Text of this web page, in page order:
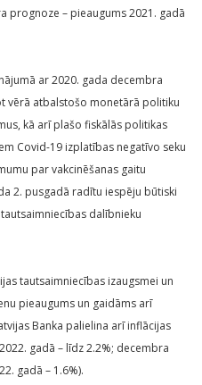
prognoze – pieaugums 2021. gadā
ar 2020. gada decembra
vērā atbalstošo monetārā politiku
kā arī plašo fiskālās politikas
Covid-19 izplatības negatīvo seku
par vakcinēšanas gaitu
2. pusgadā radītu iespēju būtiski
dalībnieku
tautsaimniecības izaugsmei un
pieaugums un gaidāms arī
Banka palielina arī inflācijas
gadā – līdz 2.2%; decembra
gadā – 1.6%).